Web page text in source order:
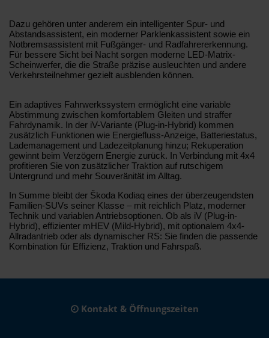
Dazu gehören unter anderem ein intelligenter Spur- und
Abstandsassistent, ein moderner Parklenkassistent sowie ein
Notbremsassistent mit Fußgänger- und Radfahrererkennung.
Für bessere Sicht bei Nacht sorgen moderne LED-Matrix-
Scheinwerfer, die die Straße präzise ausleuchten und andere
Verkehrsteilnehmer gezielt ausblenden können.
Ein adaptives Fahrwerkssystem ermöglicht eine variable
Abstimmung zwischen komfortablem Gleiten und straffer
Fahrdynamik. In der iV-Variante (Plug-in-Hybrid) kommen
zusätzlich Funktionen wie Energiefluss-Anzeige, Batteriestatus,
Lademanagement und Ladezeitplanung hinzu; Rekuperation
gewinnt beim Verzögern Energie zurück. In Verbindung mit 4x4
profitieren Sie von zusätzlicher Traktion auf rutschigem
Untergrund und mehr Souveränität im Alltag.
In Summe bleibt der Škoda Kodiaq eines der überzeugendsten
Familien-SUVs seiner Klasse – mit reichlich Platz, moderner
Technik und variablen Antriebsoptionen. Ob als iV (Plug-in-
Hybrid), effizienter mHEV (Mild-Hybrid), mit optionalem 4x4-
Allradantrieb oder als dynamischer RS: Sie finden die passende
Kombination für Effizienz, Traktion und Fahrspaß.
Kontakt & Öffnungszeiten